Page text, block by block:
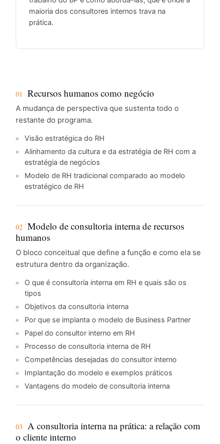
maioria dos consultores internos trava na
prática.
01 Recursos humanos como negócio
A mudança de perspectiva que sustenta todo o
restante do programa.
Visão estratégica do RH
Alinhamento da cultura e da estratégia de RH com a
estratégia de negócios
Modelo de RH tradicional comparado ao modelo
estratégico de RH
02 Modelo de consultoria interna de recursos
humanos
O bloco conceitual que define a função e como ela se
estrutura dentro da organização.
O que é consultoria interna em RH e quais são os
tipos
Objetivos da consultoria interna
Por que se implanta o modelo de Business Partner
Papel do consultor interno em RH
Processo de consultoria interna de RH
Competências desejadas do consultor interno
Implantação do modelo e exemplos práticos
Vantagens do modelo de consultoria interna
03 A consultoria interna na prática: a relação com
o cliente interno